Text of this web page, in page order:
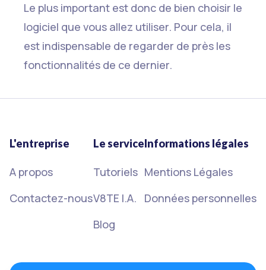
Le plus important est donc de bien choisir le
logiciel que vous allez utiliser. Pour cela, il
est indispensable de regarder de près les
fonctionnalités de ce dernier.
L'entreprise
A propos
Contactez-nous
Le service
Tutoriels
V8TE I.A.
Blog
Informations légales
Mentions Légales
Données personnelles